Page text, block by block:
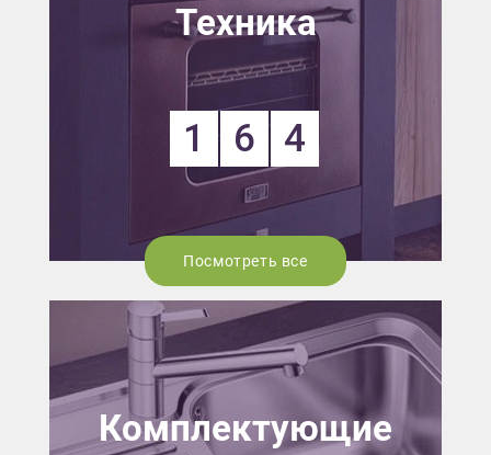
Техника
1 6 4
Посмотреть все
Комплектующие